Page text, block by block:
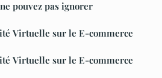
pouvez pas ignorer
Virtuelle sur le E-commerce
Virtuelle sur le E-commerce